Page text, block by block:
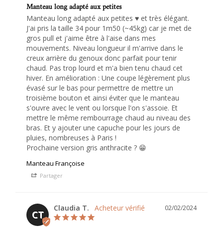
Manteau long adapté aux petites
Manteau long adapté aux petites ♥️ et très élégant.
J'ai pris la taille 34 pour 1m50 (~45kg) car je met de
gros pull et j'aime être à l'aise dans mes
mouvements. Niveau longueur il m'arrive dans le
creux arrière du genoux donc parfait pour tenir
chaud. Pas trop lourd et m'a bien tenu chaud cet
hiver. En amélioration : Une coupe légèrement plus
évasé sur le bas pour permettre de mettre un
troisième bouton et ainsi éviter que le manteau
s'ouvre avec le vent ou lorsque l'on s'assoie. Et
mettre le même rembourrage chaud au niveau des
bras. Et y ajouter une capuche pour les jours de
pluies, nombreuses à Paris !
Prochaine version gris anthracite ? 😁
Manteau Françoise
Partager
CT
02/02/2024
Claudia T.